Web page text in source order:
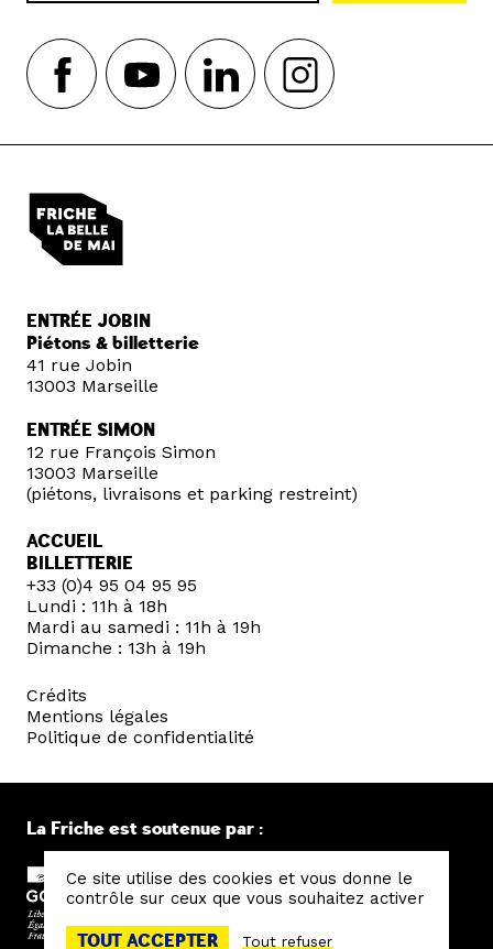
ENTRÉE JOBIN
Piétons & billetterie
41 rue Jobin
13003 Marseille
ENTRÉE SIMON
12 rue François Simon
13003 Marseille
(piétons, livraisons et parking restreint)
ACCUEIL
BILLETTERIE
+33 (0)4 95 04 95 95
Lundi : 11h à 18h
Mardi au samedi : 11h à 19h
Dimanche : 13h à 19h
Crédits
Mentions légales
Politique de confidentialité
La Friche est soutenue par :
Ce site utilise des cookies et vous donne le
contrôle sur ceux que vous souhaitez activer
TOUT ACCEPTER Tout refuser